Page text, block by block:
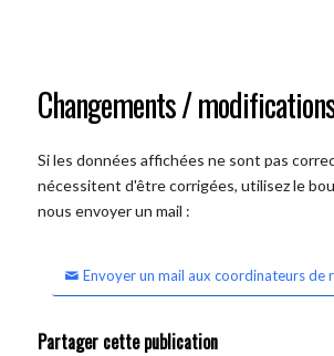
Changements /
Si les données affichées ne sont pas
nécessitent d'être corrigées, utilisez le
nous envoyer un mail :
Envoyer un mail aux coordinateurs de
Partager cette publication